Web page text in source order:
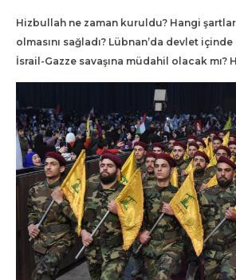
Hizbullah ne zaman kuruldu? Hangi
olmasını sağladı? Lübnan’da devlet
İsrail-Gazze savaşına müdahil olacak mı?